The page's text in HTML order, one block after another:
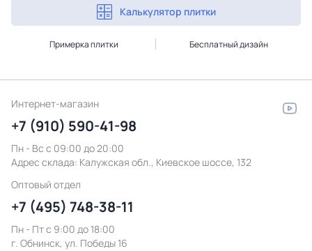
Калькулятор плитки
Примерка плитки Бесплатный дизайн
Интернет-магазин
+7 (910) 590-41-98
Пн - Вс с 09:00 до 20:00
Адрес склада: Калужская обл., Киевское шоссе, 132
Оптовый отдел
+7 (495) 748-38-11
Пн - Пт c 9:00 до 18:00
г. Обнинск, ул. Победы 16